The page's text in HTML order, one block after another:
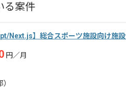
る案件
Next.js】総合スポーツ施設向け施
円／月